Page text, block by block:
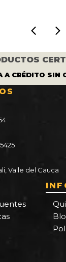
A CRÉDITO SIN
Valle del Cauca